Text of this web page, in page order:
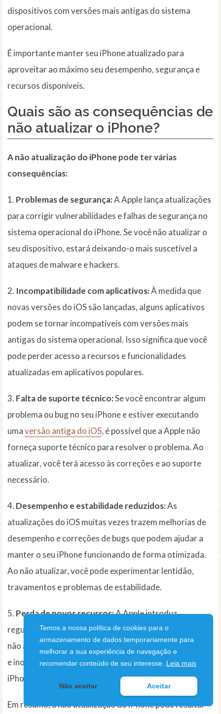
dispositivos com versões mais antigas do sistema
operacional.
É importante manter seu iPhone atualizado para
aproveitar ao máximo seu desempenho, segurança e
recursos disponíveis.
Quais são as consequências de
não atualizar o iPhone?
A não atualização do iPhone pode ter várias
consequências:
1. Problemas de segurança:A Apple lança atualizações
para corrigir vulnerabilidades e falhas de segurança no
sistema operacional do iPhone. Se você não atualizar o
seu dispositivo, estará deixando-o mais suscetível a
ataques de malware e hackers.
2. Incompatibilidade com aplicativos:À medida que
novas versões do iOS são lançadas, alguns aplicativos
podem se tornar incompatíveis com versões mais
antigas do sistema operacional. Isso significa que você
pode perder acesso a recursos e funcionalidades
atualizadas em aplicativos populares.
3. Falta de suporte técnico:Se você encontrar algum
problema ou bug no seu iPhone e estiver executando
umaversão antiga do iOS, é possível que a Apple não
forneça suporte técnico para resolver o problema. Ao
atualizar, você terá acesso às correções e ao suporte
necessário.
4. Desempenho e estabilidade reduzidos:As
atualizações do iOS muitas vezes trazem melhorias de
desempenho e correções de bugs que podem ajudar a
manter o seu iPhone funcionando de forma otimizada.
Ao não atualizar, você pode experimentar lentidão,
travamentos e problemas de estabilidade.
5. Perda de novos recursos:A Apple introduz
regularmente novos recursos e melhorias no iOS. Ao
não atualizar, você pode estar perdendo recursos úteis
e inovações que facilitam a sua experiência de uso do
iPhone.
Em resumo, a não atualização do iPhone pode resultar
Temos a nossa política de cookies para o
armazenamento de dados temporariamente para
melhorar a sua experiência de navegação e
recomendar conteúdo de seu interesse. Leia mais
Não aceitar Aceitar